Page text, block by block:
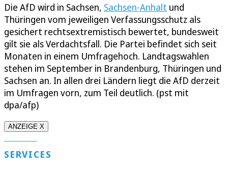
Die AfD wird in Sachsen, Sachsen-Anhalt und
Thüringen vom jeweiligen Verfassungsschutz als
gesichert rechtsextremistisch bewertet, bundesweit
gilt sie als Verdachtsfall. Die Partei befindet sich seit
Monaten in einem Umfragehoch. Landtagswahlen
stehen im September in Brandenburg, Thüringen und
Sachsen an. In allen drei Ländern liegt die AfD derzeit
im Umfragen vorn, zum Teil deutlich. (pst mit
dpa/afp)
ANZEIGE X
SERVICES